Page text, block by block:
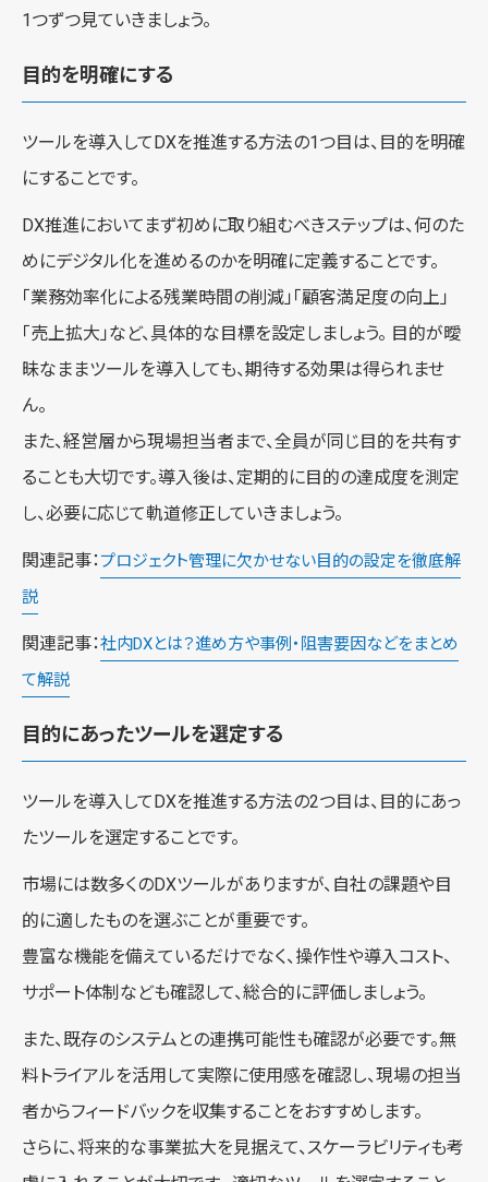
1つずつ見ていきましょう。
目的を明確にする
ツールを導入してDXを推進する方法の1つ目は、目的を明確
にすることです。
DX推進においてまず初めに取り組むべきステップは、何のた
めにデジタル化を進めるのかを明確に定義することです。
「業務効率化による残業時間の削減」「顧客満足度の向上」
「売上拡大」など、具体的な目標を設定しましょう。 目的が曖
昧なままツールを導入しても、期待する効果は得られませ
ん。
また、経営層から現場担当者まで、全員が同じ目的を共有す
ることも大切です。導入後は、定期的に目的の達成度を測定
し、必要に応じて軌道修正していきましょう。
関連記事：プロジェクト管理に欠かせない目的の設定を徹底解
説
関連記事：社内DXとは？進め方や事例・阻害要因などをまとめ
て解説
目的にあったツールを選定する
ツールを導入してDXを推進する方法の2つ目は、目的にあっ
たツールを選定することです。
市場には数多くのDXツールがありますが、自社の課題や目
的に適したものを選ぶことが重要です。
豊富な機能を備えているだけでなく、操作性や導入コスト、
サポート体制なども確認して、総合的に評価しましょう。
また、既存のシステムとの連携可能性も確認が必要です。無
料トライアルを活用して実際に使用感を確認し、現場の担当
者からフィードバックを収集することをおすすめします。
さらに、将来的な事業拡大を見据えて、スケーラビリティも考